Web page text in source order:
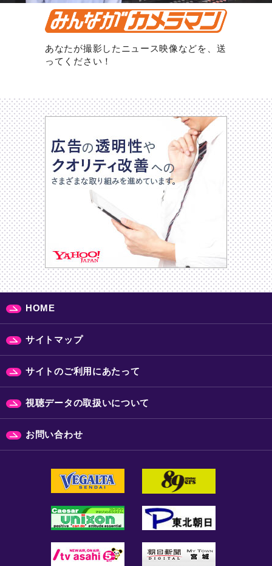
あなたが撮影したニュース映像などを、送
ってください！
HOME
サイトマップ
サイトのご利用にあたって
視聴データの取扱いについて
お問い合わせ